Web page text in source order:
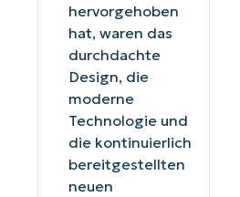
hervorgehoben
hat, waren das
durchdachte
Design, die
moderne
Technologie und
die kontinuierlich
bereitgestellten
neuen